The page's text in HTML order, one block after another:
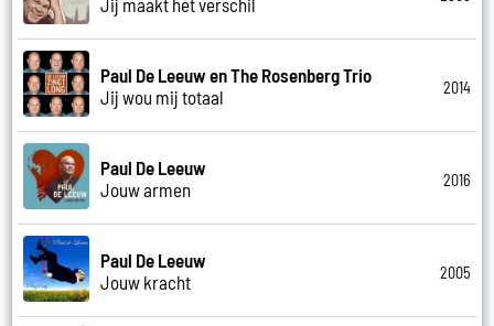
Paul De Leeuw en The Rosenberg Trio
Jij wou mij totaal
2014
Paul De Leeuw
Jouw armen
2016
Paul De Leeuw
Jouw kracht
2005